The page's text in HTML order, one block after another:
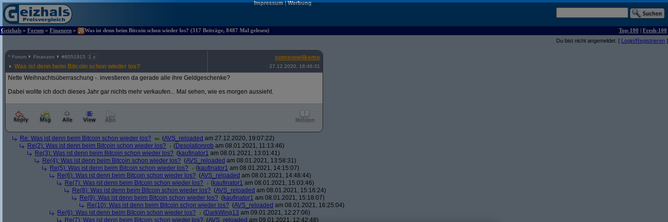
Impressum|Werbung
Geizhals » Forum » Finanzen » Was ist denn beim Bitcoin schon wieder los? (317 Beiträge, 8487 Mal gelesen) Top-100 | Fresh-100
Du bist nicht angemeldet. [ Login/Registrieren ]
^ Forum Finanzen #8051915 1 x
Was ist denn beim Bitcoin schon wieder los?
someonelikeme
27.12.2020, 18:46:31
Nette Weihnachtsüberraschung -. investieren da gerade alle ihre Geldgeschenke?
Dabei wollte ich doch dieses Jahr gar nichts mehr verkaufen... Mal sehen, wie es morgen aussieht.
Re: Was ist denn beim Bitcoin schon wieder los? (AVS_reloaded am 27.12.2020, 19:07:22)
Re(2): Was ist denn beim Bitcoin schon wieder los?
(Desolationrob am 08.01.2021, 11:13:46)
Re(3): Was ist denn beim Bitcoin schon wieder los? (kaufinator1 am 08.01.2021, 13:01:41)
Re(4): Was ist denn beim Bitcoin schon wieder los? (AVS_reloaded am 08.01.2021, 13:58:31)
Re(5): Was ist denn beim Bitcoin schon wieder los?
(kaufinator1 am 08.01.2021, 14:15:07)
Re(6): Was ist denn beim Bitcoin schon wieder los? (AVS_reloaded am 08.01.2021, 14:48:44)
Re(7): Was ist denn beim Bitcoin schon wieder los?
(kaufinator1 am 08.01.2021, 15:03:46)
Re(8): Was ist denn beim Bitcoin schon wieder los? (AVS_reloaded am 08.01.2021, 15:16:24)
Re(9): Was ist denn beim Bitcoin schon wieder los? (kaufinator1 am 08.01.2021, 15:18:07)
Re(10): Was ist denn beim Bitcoin schon wieder los? (AVS_reloaded am 08.01.2021, 16:25:04)
Re(6): Was ist denn beim Bitcoin schon wieder los?
(DarkWing13 am 09.01.2021, 12:27:06)
Re(7): Was ist denn beim Bitcoin schon wieder los? (AVS_reloaded am 09.01.2021, 12:42:48)